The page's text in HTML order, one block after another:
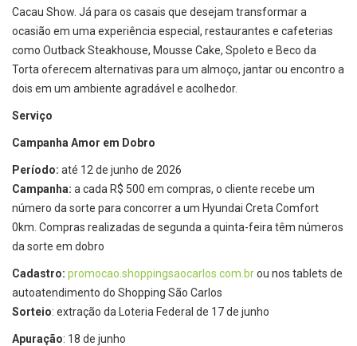
Cacau Show. Já para os casais que desejam transformar a
ocasião em uma experiência especial, restaurantes e cafeterias
como Outback Steakhouse, Mousse Cake, Spoleto e Beco da
Torta oferecem alternativas para um almoço, jantar ou encontro a
dois em um ambiente agradável e acolhedor.
Serviço
Campanha Amor em Dobro
Período: até 12 de junho de 2026
Campanha: a cada R$ 500 em compras, o cliente recebe um
número da sorte para concorrer a um Hyundai Creta Comfort
0km. Compras realizadas de segunda a quinta-feira têm números
da sorte em dobro
Cadastro: promocao.shoppingsaocarlos. com.brou nos tablets de
autoatendimento do Shopping São Carlos
Sorteio: extração da Loteria Federal de 17 de junho
Apuração: 18 de junho